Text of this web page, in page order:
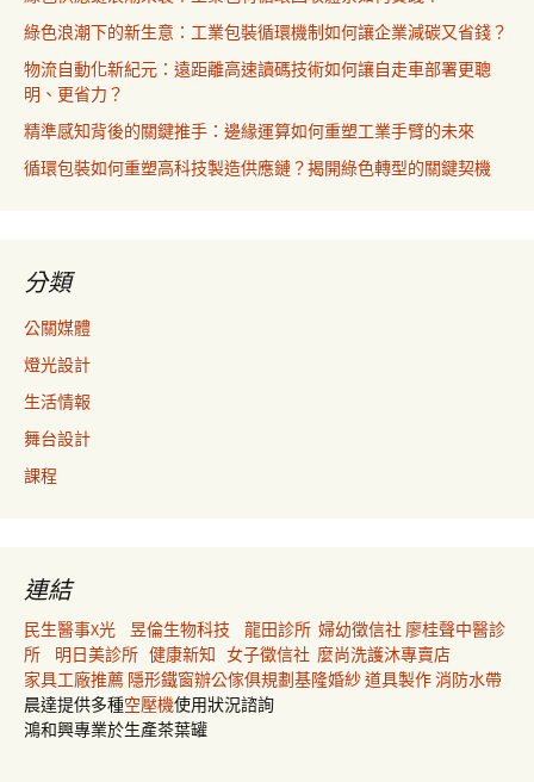
綠色浪潮下的新生意：工業包裝循環機制如何讓企業減碳又省錢？
物流自動化新紀元：遠距離高速讀碼技術如何讓自走車部署更聰
明、更省力？
精準感知背後的關鍵推手：邊緣運算如何重塑工業手臂的未來
循環包裝如何重塑高科技製造供應鏈？揭開綠色轉型的關鍵契機
分類
公關媒體
燈光設計
生活情報
舞台設計
課程
連結
民生醫事X光 昱倫生物科技 龍田診所 婦幼徵信社 廖桂聲中醫診
所
明日美診所 健康新知 女子徵信社 麼尚洗護沐專賣店
家具工廠推薦 隱形鐵窗辦公傢俱規劃基隆婚紗道具製作消防水帶
晨達提供多種空壓機使用狀況諮詢
鴻和興專業於生產茶葉罐